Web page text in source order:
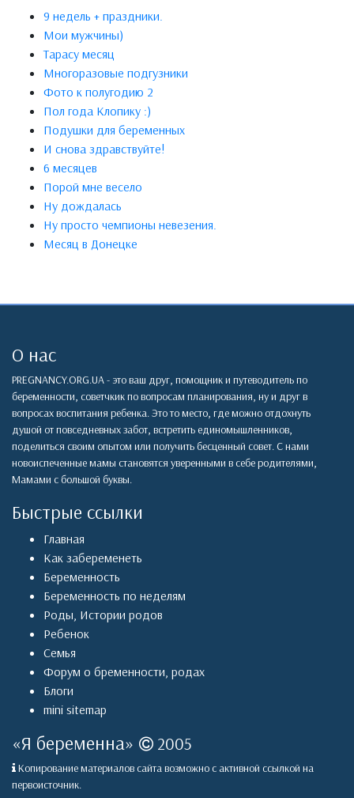
9 недель + праздники.
Мои мужчины)
Тарасу месяц
Многоразовые подгузники
Фото к полугодию 2
Пол года Клопику :)
Подушки для беременных
И снова здравствуйте!
6 месяцев
Порой мне весело
Ну дождалась
Ну просто чемпионы невезения.
Месяц в Донецке
О нас
PREGNANCY.ORG.UA - это ваш друг, помощник и путеводитель по
беременности, советчкик по вопросам планирования, ну и друг в
вопросах воспитания ребенка. Это то место, где можно отдохнуть
душой от повседневных забот, встретить единомышленников,
поделиться своим опытом или получить бесценный совет. С нами
новоиспеченные мамы становятся уверенными в себе родителями,
Мамами с большой буквы.
Быстрые ссылки
Главная
Как забеременеть
Беременность
Беременность по неделям
Роды, Истории родов
Ребенок
Семья
Форум о бременности, родах
Блоги
mini sitemap
«Я беременна» 2005
Копирование материалов сайта возможно с активной ссылкой на
первоисточник.